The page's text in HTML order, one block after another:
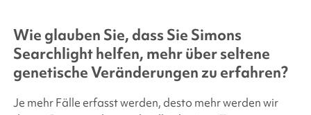
Wie glauben Sie, dass Sie Simons
Searchlighthelfen, mehr über seltene
genetische Veränderungen zu erfahren?
Je mehr Fälle erfasst werden, desto mehr werden wir